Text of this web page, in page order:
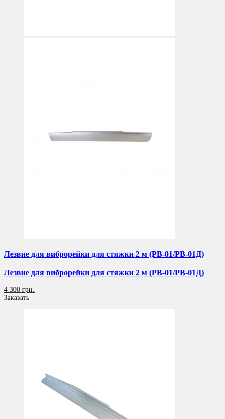
Лезвие для виброрейки для стяжки 2 м (РВ-01/РВ-01Д)
Лезвие для виброрейки для стяжки 2 м (РВ-01/РВ-01Д)
4 300 грн.
Заказать